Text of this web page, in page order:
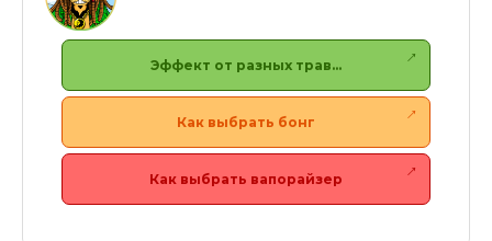
Эффект от разных трав…
Как выбрать бонг
Как выбрать вапорайзер